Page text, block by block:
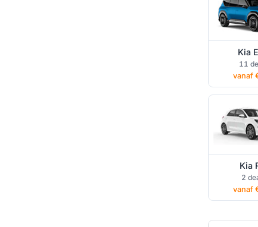
Kia
11
vanaf
Kia Rio
Kia
2
vanaf